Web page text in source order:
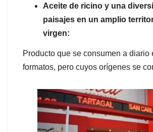
Aceite de ricino y una
paisajes en un amplio
virgen:
Producto que se consumen a diario
formatos, pero cuyos orígenes se